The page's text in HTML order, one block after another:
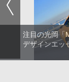
注目の光岡「
デザインエッ